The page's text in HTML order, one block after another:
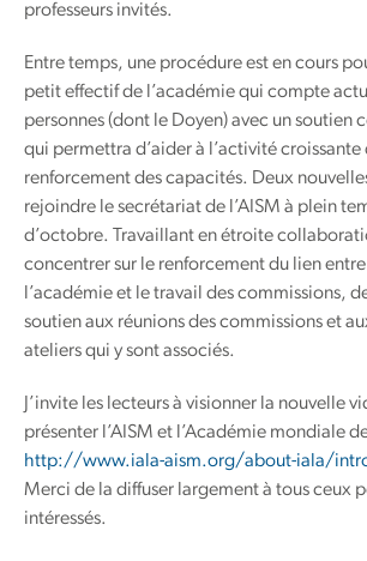
professeurs invités.
Entre temps, une procédure est en cours
petit effectif de l’académie qui compte
personnes (dont le Doyen) avec un soutien
qui permettra d’aider à l’activité
renforcement des capacités. Deux
rejoindre le secrétariat de l’AISM à plein
d’octobre. Travaillant en étroite
concentrer sur le renforcement du lien
l’académie et le travail des commissions,
soutien aux réunions des commissions et
ateliers qui y sont associés.
J’invite les lecteurs à visionner la nouvelle
présenter l’AISM et l’Académie mondiale
http://www.iala-aism.org/about-iala/
Merci de la diffuser largement à tous ceux
intéressés.